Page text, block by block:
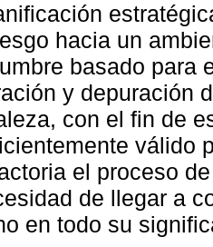
hacia un
basado para
y depuración
con el fin de
válido
el proceso
de llegar a
en todo su